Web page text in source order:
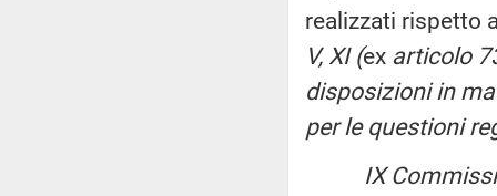
realizzati rispetto
V, XI (ex articolo
disposizioni in
per le questioni
IX